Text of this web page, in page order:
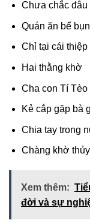
Chưa chắc đâu
Quán ăn bể
Chỉ tại cái thiệp
Hai thằng khờ
Cha con Tí Tèo
Kẻ cắp gặp bà
Chia tay trong
Chàng khờ
Xem thêm:
đời và sự